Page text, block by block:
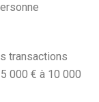
transactions
000 € à 10 000